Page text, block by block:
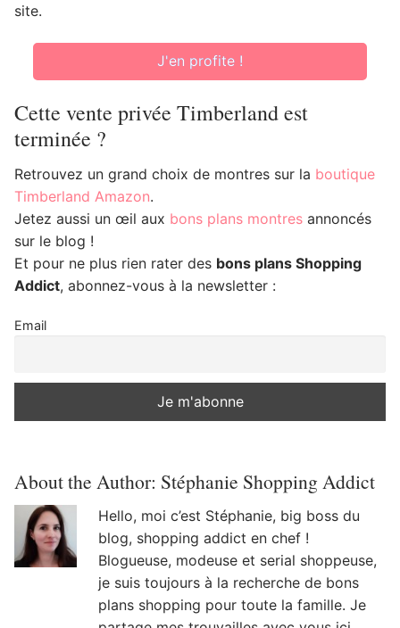
site.
J'en profite !
Cette vente privée Timberland est
terminée ?
Retrouvez un grand choix de montres sur la boutique
Timberland Amazon.
Jetez aussi un œil aux bons plans montres annoncés
sur le blog !
Et pour ne plus rien rater des bons plans Shopping
Addict, abonnez-vous à la newsletter :
Email
About the Author: Stéphanie Shopping Addict
Hello, moi c’est Stéphanie, big boss du
blog, shopping addict en chef !
Blogueuse, modeuse et serial shoppeuse,
je suis toujours à la recherche de bons
plans shopping pour toute la famille. Je